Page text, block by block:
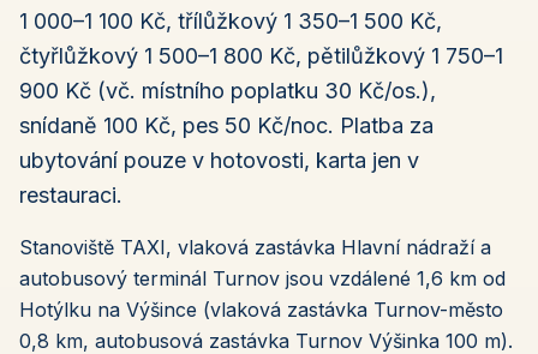
1 000–1 100 Kč, třílůžkový 1 350–1 500 Kč,
čtyřlůžkový 1 500–1 800 Kč, pětilůžkový 1 750–1
900 Kč (vč. místního poplatku 30 Kč/os.),
snídaně 100 Kč, pes 50 Kč/noc. Platba za
ubytování pouze v hotovosti, karta jen v
restauraci.
Stanoviště TAXI, vlaková zastávka Hlavní nádraží a
autobusový terminál Turnov jsou vzdálené 1,6 km od
Hotýlku na Výšince (vlaková zastávka Turnov-město
0,8 km, autobusová zastávka Turnov Výšinka 100 m).